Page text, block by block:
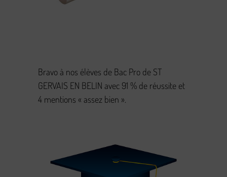
Bravo à nos élèves de Bac Pro de ST
GERVAIS EN BELIN avec 91 % de réussite et
4 mentions « assez bien ».